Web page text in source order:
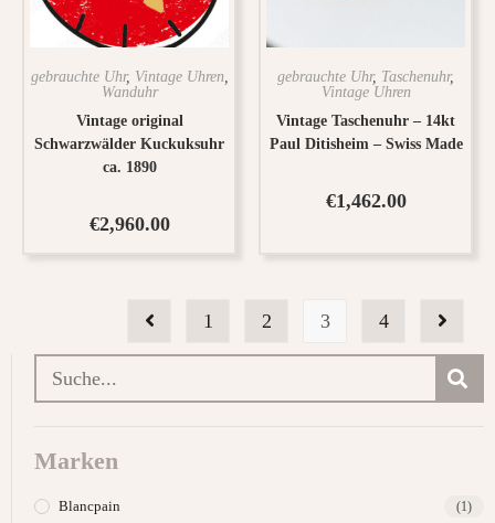
gebrauchte Uhr, Vintage Uhren,
Wanduhr
Vintage original
Schwarzwälder Kuckuksuhr
ca. 1890
€2,960.00
gebrauchte Uhr, Taschenuhr,
Vintage Uhren
Vintage Taschenuhr – 14kt
Paul Ditisheim – Swiss Made
€1,462.00
1 2 3 4
Marken
Blancpain (1)